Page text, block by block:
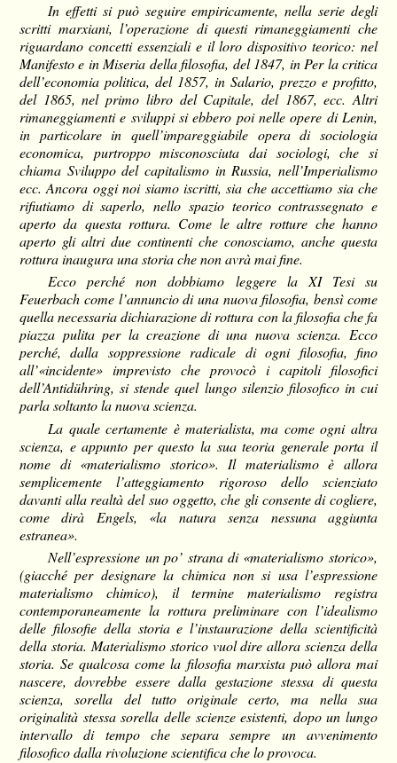
In effetti si può seguire empiricamente, nella serie degli
scritti marxiani, l’operazione di questi rimaneggiamenti che
riguardano concetti essenziali e il loro dispositivo teorico: nel
Manifesto e in Miseria della filosofia, del 1847, in Per la critica
dell’economia politica, del 1857, in Salario, prezzo e profitto,
del 1865, nel primo libro del Capitale, del 1867, ecc. Altri
rimaneggiamenti e sviluppi si ebbero poi nelle opere di Lenin,
in particolare in quell’impareggiabile opera di sociologia
economica, purtroppo misconosciuta dai sociologi, che si
chiama Sviluppo del capitalismo in Russia, nell’Imperialismo
ecc. Ancora oggi noi siamo iscritti, sia che accettiamo sia che
rifiutiamo di saperlo, nello spazio teorico contrassegnato e
aperto da questa rottura. Come le altre rotture che hanno
aperto gli altri due continenti che conosciamo, anche questa
rottura inaugura una storia che non avrà mai fine.
Ecco perché non dobbiamo leggere la XI Tesi su
Feuerbach come l’annuncio di una nuova filosofia, bensì come
quella necessaria dichiarazione di rottura con la filosofia che fa
piazza pulita per la creazione di una nuova scienza. Ecco
perché, dalla soppressione radicale di ogni filosofia, fino
all’«incidente» imprevisto che provocò i capitoli filosofici
dell’Antidühring, si stende quel lungo silenzio filosofico in cui
parla soltanto la nuova scienza.
La quale certamente è materialista, ma come ogni altra
scienza, e appunto per questo la sua teoria generale porta il
nome di «materialismo storico». Il materialismo è allora
semplicemente l’atteggiamento rigoroso dello scienziato
davanti alla realtà del suo oggetto, che gli consente di cogliere,
come dirà Engels, «la natura senza nessuna aggiunta
estranea».
Nell’espressione un po’ strana di «materialismo storico»,
(giacché per designare la chimica non si usa l’espressione
materialismo chimico), il termine materialismo registra
contemporaneamente la rottura preliminare con l’idealismo
delle filosofie della storia e l’instaurazione della scientificità
della storia. Materialismo storico vuol dire allora scienza della
storia. Se qualcosa come la filosofia marxista può allora mai
nascere, dovrebbe essere dalla gestazione stessa di questa
scienza, sorella del tutto originale certo, ma nella sua
originalità stessa sorella delle scienze esistenti, dopo un lungo
intervallo di tempo che separa sempre un avvenimento
filosofico dalla rivoluzione scientifica che lo provoca.